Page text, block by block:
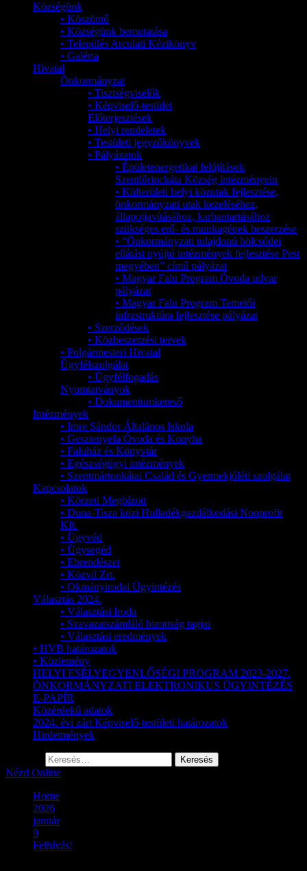
Községünk
• Köszöntő
• Községünk bemutatása
• Település Arculati Kézikönyv
• Galéria
Hivatal
Önkormányzat
• Tisztségviselők
• Képviselő-testület
Előterjesztések
• Helyi rendeletek
• Testületi jegyzőkönyvek
• Pályázatok
• Épületenergetikai felújítások
Szentlőrinckáta Község intézményein
• Külterületi helyi közutak fejlesztése,
önkormányzati utak kezeléséhez,
állapotjavításához, karbantartásához
szükséges erő- és munkagépek beszerzése
• “Önkormányzati tulajdonú bölcsődei
ellátást nyújtó intézmények fejlesztése Pest
megyében” című pályázat
• Magyar Falu Program Óvoda udvar
pályázat
• Magyar Falu Program Temetői
infrastruktúra fejlesztése pályázat
• Szerződések
• Közbeszerzési tervek
• Polgármesteri Hivatal
Ügyfélszolgálat
• Ügyfélfogadás
Nyomtatványok
• Dokumentumkereső
Intézmények
• Imre Sándor Általános Iskola
• Gesztenyefa Óvoda és Konyha
• Faluház és Könyvtár
• Egészségügyi intézmények
• Szentmártonkátai Család és Gyermekjóléti szolgálat
Kapcsolatok
• Körzeti Megbízott
• Duna-Tisza közi Hulladékgazdálkodási Nonprofit
Kft.
• Ügyvéd
• Ügysegéd
• Ebrendészet
• Közvil Zrt.
• Okmányirodai Ügyintézés
Választás 2024.
• Választási Iroda
• Szavazatszámláló bizottság tagjai
• Választási eredmények
• HVB határozatok
• Közlemény
HELYI ESÉLYEGYENLŐSÉGI PROGRAM 2023-2027.
ÖNKORMÁNYZATI ELEKTRONIKUS ÜGYINTÉZÉS
E-PAPÍR
Közérdekű adatok
2024. évi zárt Képviselő-testületi határozatok
Hirdetmények
Nézd Online
Home
2026
január
9
Felhívás!